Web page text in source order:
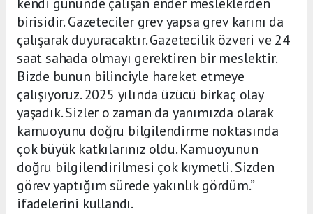
kendi gününde çalışan ender mesleklerden
birisidir. Gazeteciler grev yapsa grev karını da
çalışarak duyuracaktır. Gazetecilik özveri ve 24
saat sahada olmayı gerektiren bir meslektir.
Bizde bunun bilinciyle hareket etmeye
çalışıyoruz. 2025 yılında üzücü birkaç olay
yaşadık. Sizler o zaman da yanımızda olarak
kamuoyunu doğru bilgilendirme noktasında
çok büyük katkılarınız oldu. Kamuoyunun
doğru bilgilendirilmesi çok kıymetli. Sizden
görev yaptığım sürede yakınlık gördüm.”
ifadelerini kullandı.